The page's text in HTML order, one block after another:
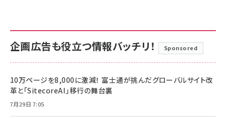
企画広告も役立つ情報バッチリ！ Sponsored
10万ページを8,000に激減！ 富士通が挑んだグローバルサイト改
革と「SitecoreAI」移行の舞台裏
7月29日 7:05